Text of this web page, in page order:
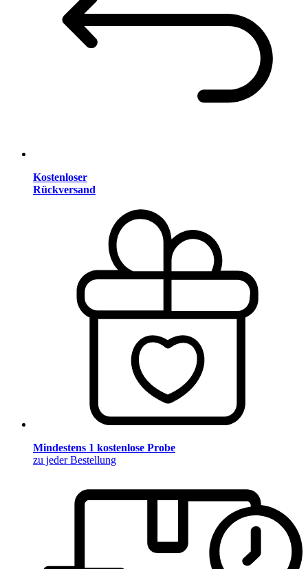
Kostenloser
Rückversand
Mindestens 1 kostenlose Probe
zu jeder Bestellung